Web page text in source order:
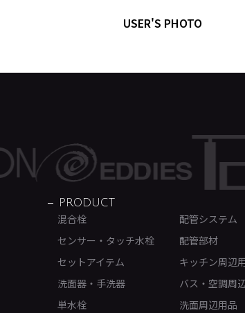
USER'S PHOTO
PRODUCT
混合栓
センサー・タッチ水栓
セットアイテム
洗面器・手洗器
単水栓
配管システム
配管部材
キッチン周辺
バス・空調周
洗面周辺用品